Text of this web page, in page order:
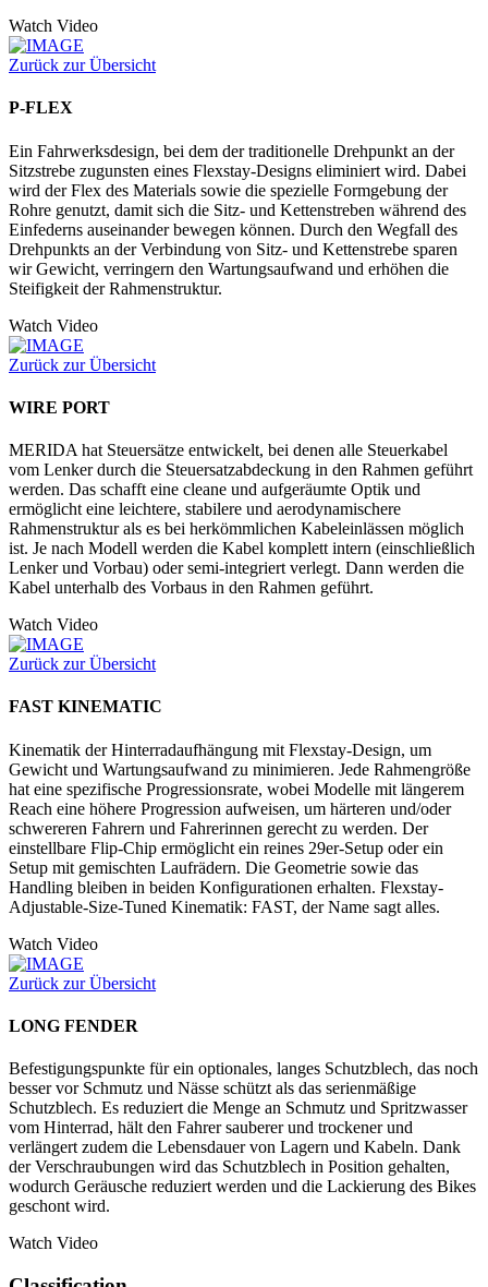
Watch Video
Zurück zur Übersicht
P-FLEX
Ein Fahrwerksdesign, bei dem der traditionelle Drehpunkt an der
Sitzstrebe zugunsten eines Flexstay-Designs eliminiert wird. Dabei
wird der Flex des Materials sowie die spezielle Formgebung der
Rohre genutzt, damit sich die Sitz- und Kettenstreben während des
Einfederns auseinander bewegen können. Durch den Wegfall des
Drehpunkts an der Verbindung von Sitz- und Kettenstrebe sparen
wir Gewicht, verringern den Wartungsaufwand und erhöhen die
Steifigkeit der Rahmenstruktur.
Watch Video
Zurück zur Übersicht
WIRE PORT
MERIDA hat Steuersätze entwickelt, bei denen alle Steuerkabel
vom Lenker durch die Steuersatzabdeckung in den Rahmen geführt
werden. Das schafft eine cleane und aufgeräumte Optik und
ermöglicht eine leichtere, stabilere und aerodynamischere
Rahmenstruktur als es bei herkömmlichen Kabeleinlässen möglich
ist. Je nach Modell werden die Kabel komplett intern (einschließlich
Lenker und Vorbau) oder semi-integriert verlegt. Dann werden die
Kabel unterhalb des Vorbaus in den Rahmen geführt.
Watch Video
Zurück zur Übersicht
FAST KINEMATIC
Kinematik der Hinterradaufhängung mit Flexstay-Design, um
Gewicht und Wartungsaufwand zu minimieren. Jede Rahmengröße
hat eine spezifische Progressionsrate, wobei Modelle mit längerem
Reach eine höhere Progression aufweisen, um härteren und/oder
schwereren Fahrern und Fahrerinnen gerecht zu werden. Der
einstellbare Flip-Chip ermöglicht ein reines 29er-Setup oder ein
Setup mit gemischten Laufrädern. Die Geometrie sowie das
Handling bleiben in beiden Konfigurationen erhalten. Flexstay-
Adjustable-Size-Tuned Kinematik: FAST, der Name sagt alles.
Watch Video
Zurück zur Übersicht
LONG FENDER
Befestigungspunkte für ein optionales, langes Schutzblech, das noch
besser vor Schmutz und Nässe schützt als das serienmäßige
Schutzblech. Es reduziert die Menge an Schmutz und Spritzwasser
vom Hinterrad, hält den Fahrer sauberer und trockener und
verlängert zudem die Lebensdauer von Lagern und Kabeln. Dank
der Verschraubungen wird das Schutzblech in Position gehalten,
wodurch Geräusche reduziert werden und die Lackierung des Bikes
geschont wird.
Watch Video